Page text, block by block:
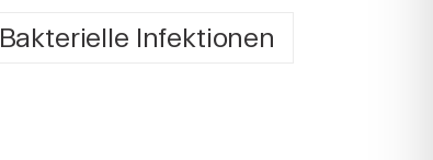
Bakterielle Infektionen